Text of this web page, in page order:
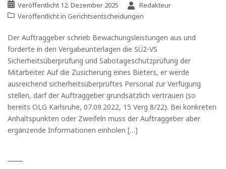
Veröffentlicht 12. Dezember 2025
Redakteur
Veröffentlicht in Gerichtsentscheidungen
Der Auftraggeber schrieb Bewachungsleistungen aus und
forderte in den Vergabeunterlagen die SÜ2-VS
Sicherheitsüberprüfung und Sabotageschutzprüfung der
Mitarbeiter. Auf die Zusicherung eines Bieters, er werde
ausreichend sicherheitsüberprüftes Personal zur Verfügung
stellen, darf der Auftraggeber grundsätzlich vertrauen (so
bereits OLG Karlsruhe, 07.09.2022, 15 Verg 8/22). Bei konkreten
Anhaltspunkten oder Zweifeln muss der Auftraggeber aber
ergänzende Informationen einholen […]